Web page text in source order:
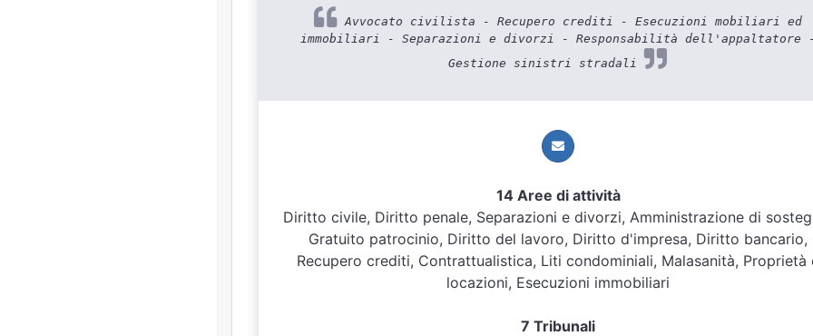
Avvocato civilista - Recupero crediti - Esecuzioni mobiliari ed
immobiliari - Separazioni e divorzi - Responsabilità dell'appaltatore -
Gestione sinistri stradali
14 Aree di attività
Diritto civile, Diritto penale, Separazioni e divorzi, Amministrazione di
Gratuito patrocinio, Diritto del lavoro, Diritto d'impresa, Diritto bancario,
Recupero crediti, Contrattualistica, Liti condominiali, Malasanità, Proprietà
locazioni, Esecuzioni immobiliari
7 Tribunali